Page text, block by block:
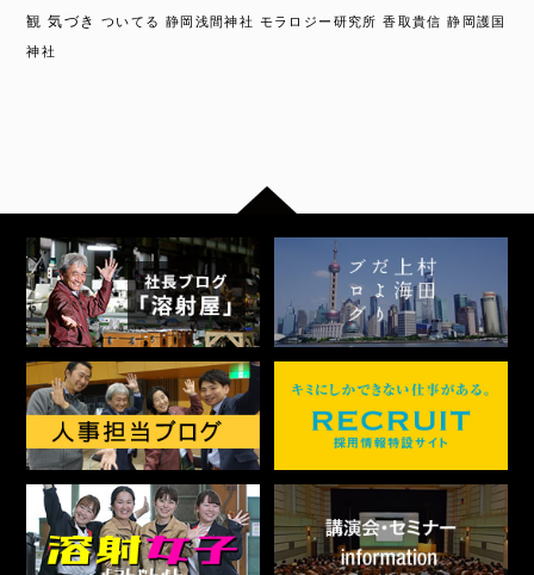
観 気づき ついてる 静岡浅間神社 モラロジー研究所 香取貴信 静岡護国
神社